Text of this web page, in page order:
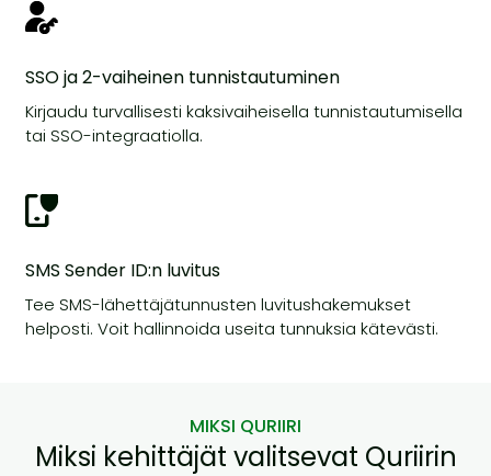
SSO ja 2-vaiheinen tunnistautuminen
Kirjaudu turvallisesti kaksivaiheisella tunnistautumisella
tai SSO-integraatiolla.
SMS Sender ID:n luvitus
Tee SMS-lähettäjätunnusten luvitushakemukset
helposti. Voit hallinnoida useita tunnuksia kätevästi.
MIKSI QURIIRI
Miksi kehittäjät valitsevat Quriirin